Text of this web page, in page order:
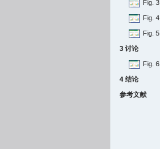
Fig. 3
Fig. 4
Fig. 5
3 讨论
Fig. 6
4 结论
参考文献